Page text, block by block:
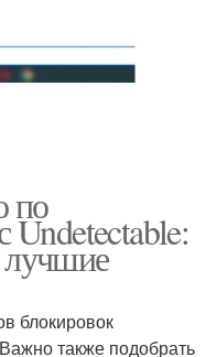
по
Undetectable:
блокировок
также подобрать